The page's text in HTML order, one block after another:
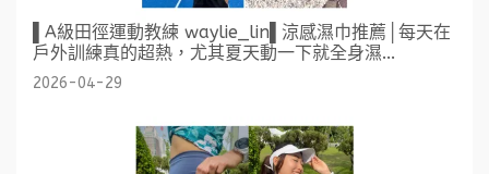
▌A級田徑運動教練 waylie_lin▌涼感濕巾推薦│每天在
戶外訓練真的超熱，尤其夏天動一下就全身濕...
2026-04-29